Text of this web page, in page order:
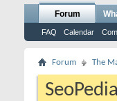
Forum
FAQ Calendar
Forum The